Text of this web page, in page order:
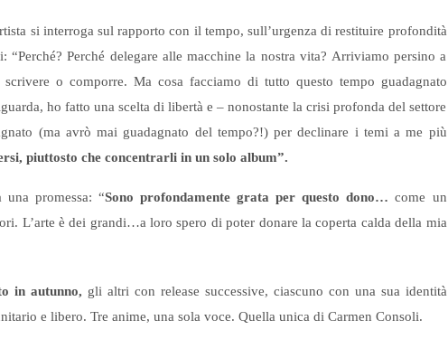
si interroga sul rapporto con il tempo, sull’urgenza di restituire profondità
Perché delegare alle macchine la nostra vita? Arriviamo persino a
o comporre. Ma cosa facciamo di tutto questo tempo guadagnato
ho fatto una scelta di libertà e – nonostante la crisi profonda del settore
(ma avrò mai guadagnato del tempo?!) per declinare i temi a me più
piuttosto che concentrarli in un solo album”.
promessa: “Sono profondamente grata per questo dono…come un
L’arte è dei grandi…a loro spero di poter donare la coperta calda della mia
in autunno, gli altri con release successive, ciascuno con una sua identità
e libero. Tre anime, una sola voce. Quella unica di Carmen Consoli.